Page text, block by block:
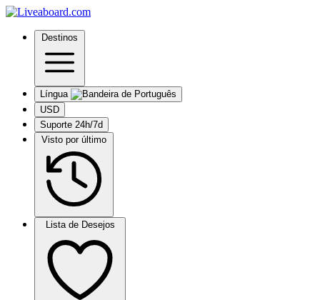
Destinos
Língua
USD
Suporte 24h/7d
Visto por último
Lista de Desejos